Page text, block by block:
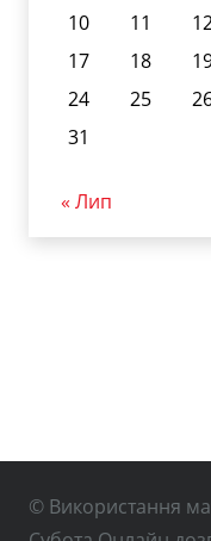
10
11
17
18
24
25
31
« Лип
© Використання